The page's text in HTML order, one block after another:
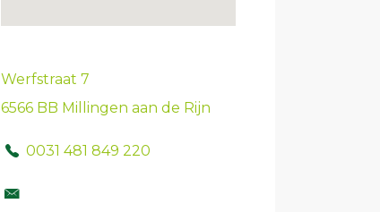
Werfstraat 7
6566 BB Millingen aan de Rijn
0031 481 849 220